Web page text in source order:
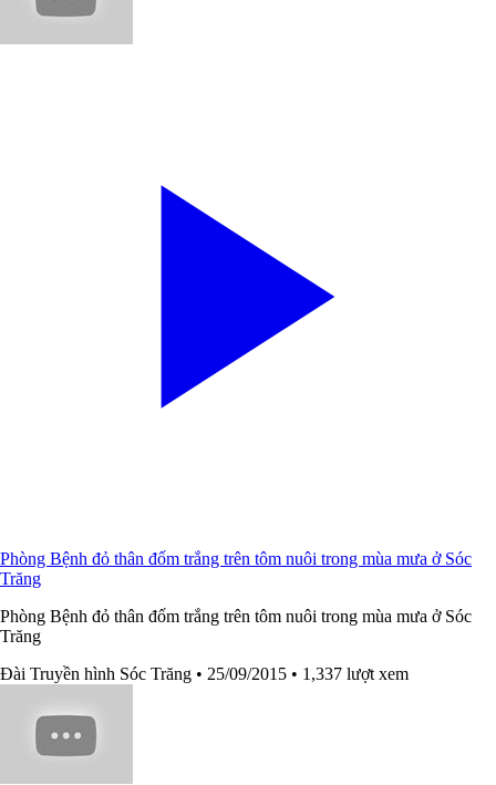
Phòng Bệnh đỏ thân đốm trắng trên tôm nuôi trong mùa mưa ở Sóc
Trăng
Phòng Bệnh đỏ thân đốm trắng trên tôm nuôi trong mùa mưa ở Sóc
Trăng
Đài Truyền hình Sóc Trăng • 25/09/2015 • 1,337 lượt xem